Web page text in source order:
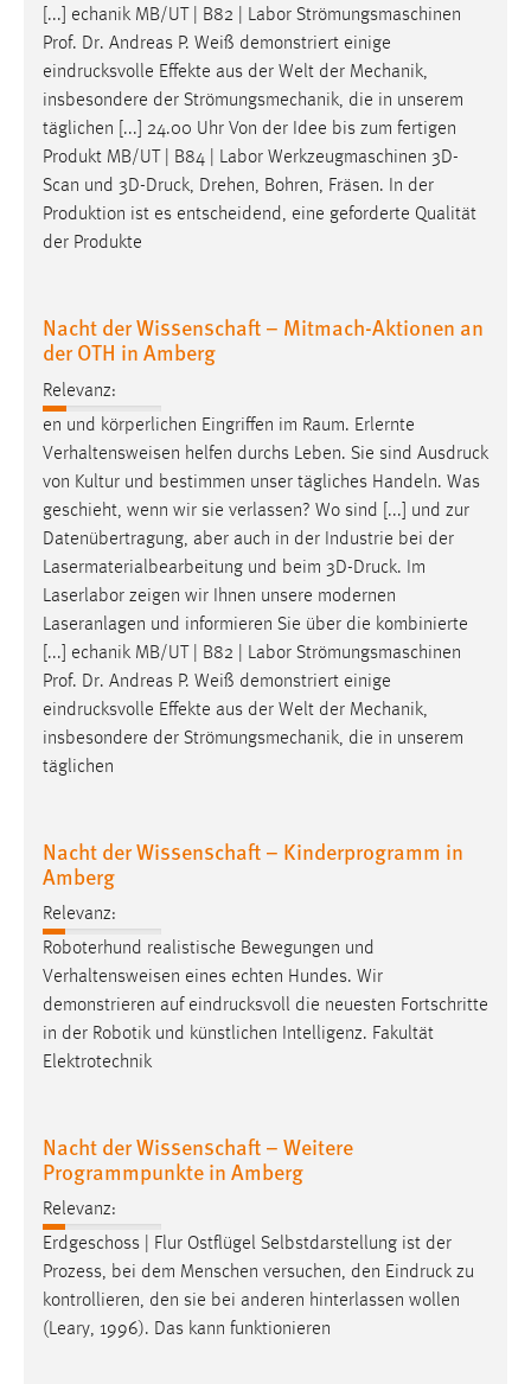
[...] echanik MB/UT | B82 | Labor Strömungsmaschinen
Prof. Dr. Andreas P. Weiß demonstriert einige
eindrucksvolle Effekte aus der Welt der Mechanik,
insbesondere der Strömungsmechanik, die in unserem
täglichen [...] 24.00 Uhr Von der Idee bis zum fertigen
Produkt MB/UT | B84 | Labor Werkzeugmaschinen 3D-
Scan und 3D-Druck, Drehen, Bohren, Fräsen. In der
Produktion ist es entscheidend, eine geforderte Qualität
der Produkte
Nacht der Wissenschaft – Mitmach-Aktionen an
der OTH in Amberg
Relevanz:
en und körperlichen Eingriffen im Raum. Erlernte
Verhaltensweisen helfen durchs Leben. Sie sind Ausdruck
von Kultur und bestimmen unser tägliches Handeln. Was
geschieht, wenn wir sie verlassen? Wo sind [...] und zur
Datenübertragung, aber auch in der Industrie bei der
Lasermaterialbearbeitung und beim 3D-Druck. Im
Laserlabor zeigen wir Ihnen unsere modernen
Laseranlagen und informieren Sie über die kombinierte
[...] echanik MB/UT | B82 | Labor Strömungsmaschinen
Prof. Dr. Andreas P. Weiß demonstriert einige
eindrucksvolle Effekte aus der Welt der Mechanik,
insbesondere der Strömungsmechanik, die in unserem
täglichen
Nacht der Wissenschaft – Kinderprogramm in
Amberg
Relevanz:
Roboterhund realistische Bewegungen und
Verhaltensweisen eines echten Hundes. Wir
demonstrieren auf eindrucksvoll die neuesten Fortschritte
in der Robotik und künstlichen Intelligenz. Fakultät
Elektrotechnik
Nacht der Wissenschaft – Weitere
Programmpunkte in Amberg
Relevanz:
Erdgeschoss | Flur Ostflügel Selbstdarstellung ist der
Prozess, bei dem Menschen versuchen, den Eindruck zu
kontrollieren, den sie bei anderen hinterlassen wollen
(Leary, 1996). Das kann funktionieren
EXTERNE MEDIEN
Um Inhalte von Videoplattformen und Social Media
Plattformen anzeigen zu können, werden von diesen
externen Medien Cookies gesetzt.
YouTube
Vimeo